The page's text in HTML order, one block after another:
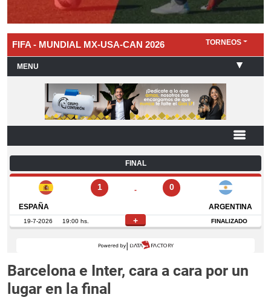
Barcelona e Inter, cara a cara por un
lugar en la final